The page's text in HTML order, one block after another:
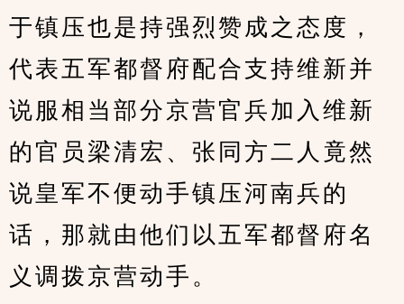
于镇压也是持强烈赞成之态度，
代表五军都督府配合支持维新并
说服相当部分京营官兵加入维新
的官员梁清宏、张同方二人竟然
说皇军不便动手镇压河南兵的
话，那就由他们以五军都督府名
义调拨京营动手。